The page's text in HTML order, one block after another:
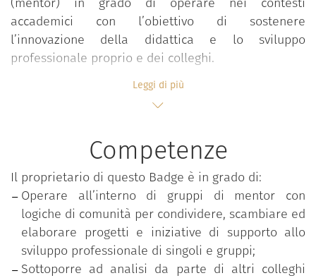
(mentor) in grado di operare nei contesti
accademici con l’obiettivo di sostenere
l’innovazione della didattica e lo sviluppo
professionale proprio e dei colleghi.
Il progetto punta infatti a costruire nei partecipanti
competenze volte ad accompagnare i colleghi
didattiche e professionali, operando in comunità
che riflettono e condividono approcci, valori e
pratiche professionali innovative e facilitano il
processo di affiliazione organizzativa. L’adesione
avviene attraverso una call di ateneo che seleziona
gli aspiranti in base al possesso di titoli formativi e
alla realizzazione di progetti didattici innovativi e di
qualità.
Leggi di più
Competenze
Il proprietario di questo Badge è in grado di:
Operare all’interno di gruppi di mentor con
logiche di comunità per condividere, scambiare ed
elaborare progetti e iniziative di supporto allo
sviluppo professionale di singoli e gruppi;
Sottoporre ad analisi da parte di altri colleghi